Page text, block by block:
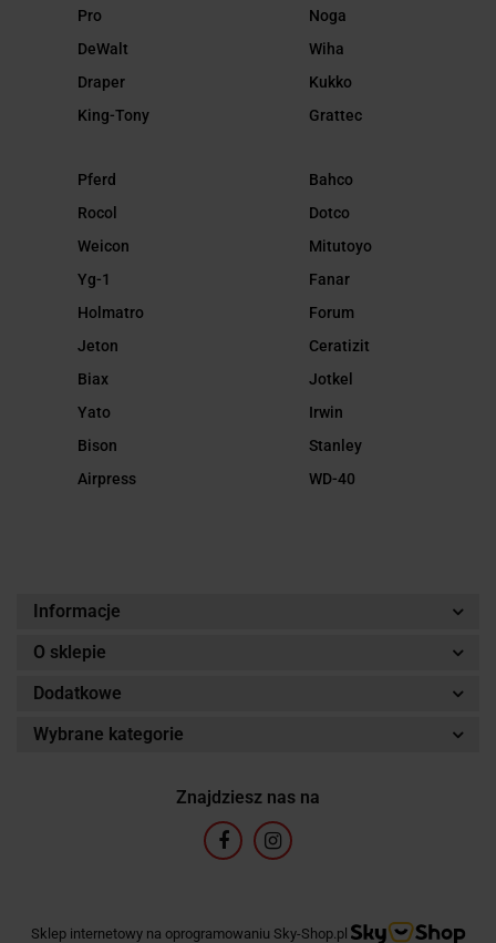
Pro
DeWalt
Draper
King-Tony
Noga
Wiha
Kukko
Grattec
Pferd
Rocol
Weicon
Yg-1
Holmatro
Jeton
Biax
Yato
Bison
Airpress
Bahco
Dotco
Mitutoyo
Fanar
Forum
Ceratizit
Jotkel
Irwin
Stanley
WD-40
Informacje
O sklepie
Dodatkowe
Wybrane kategorie
Znajdziesz nas na
Sklep internetowy na oprogramowaniu Sky-Shop.pl